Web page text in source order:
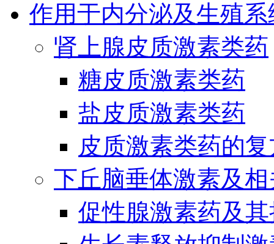
作用于内分泌及生殖
肾上腺皮质激素类药
糖皮质激素类药
盐皮质激素类药
皮质激素类药的
下丘脑垂体激素及
促性腺激素药及